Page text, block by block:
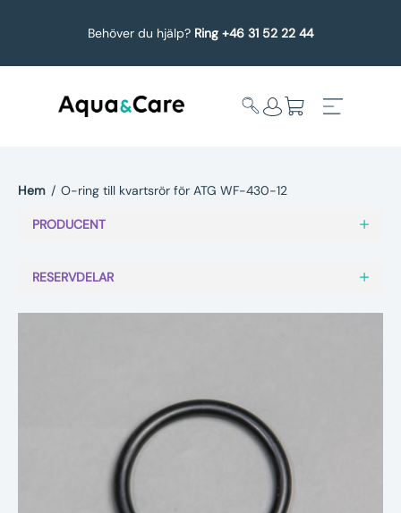
Behöver du hjälp? Ring +46 31 52 22 44
undermeny
Service
Nyheter
Underhållstips
Hem / O-ring till kvartsrör för ATG WF-430-12
PRODUCENT
RESERVDELAR